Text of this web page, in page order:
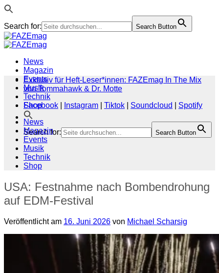
Search for: Search Button
Zum
Inhalt
News
Magazin
Events
Musik
Technik
Shop
Search for: Search Button
Exklusiv für Heft-Leser*innen: FAZEmag In The Mix
von Tommahawk & Dr. Motte
Facebook
Instagram Tiktok Soundcloud
Spotify
News
Magazin
Events
Musik
Technik
Shop
USA: Festnahme nach Bombendrohung
auf EDM-Festival
Veröffentlicht am 16. Juni 2026 von Michael Scharsig